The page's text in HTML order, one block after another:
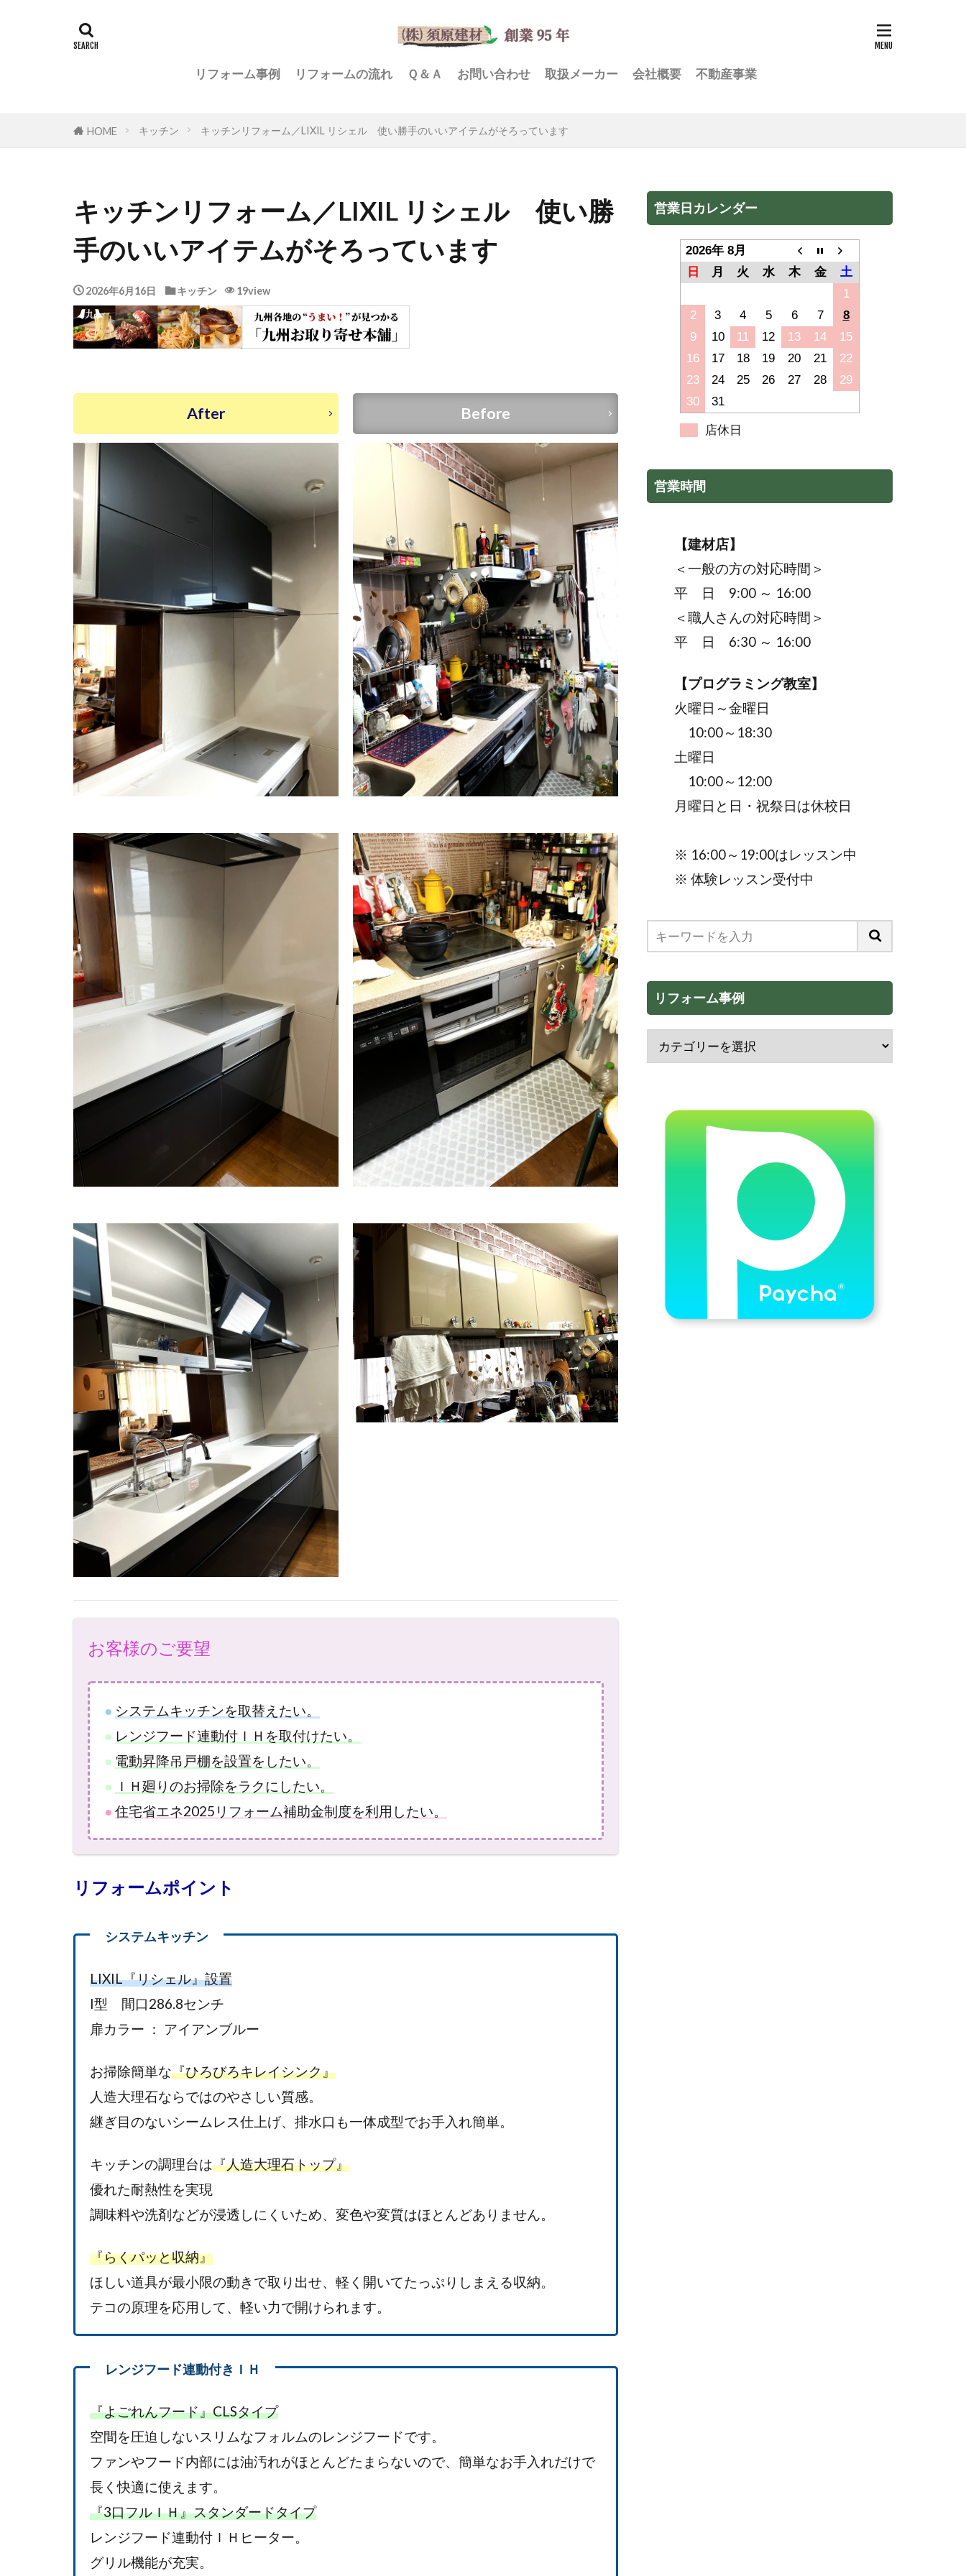
リフォーム事例 リフォームの流れ Ｑ＆Ａ お問い合わせ 取扱メーカー 会社概要 不動産事業
HOME キッチン キッチンリフォーム／LIXIL リシェル 使い勝手のいいアイテムがそろっています
キッチンリフォーム／LIXIL リシェル 使い勝
手のいいアイテムがそろっています
2026年6月16日 キッチン 19view
After Before
お客様のご要望
● システムキッチンを取替えたい。
● レンジフード連動付ＩＨを取付けたい。
● 電動昇降吊戸棚を設置をしたい。
● ＩＨ廻りのお掃除をラクにしたい。
● 住宅省エネ2025リフォーム補助金制度を利用したい。
リフォームポイント
LIXIL『リシェル』設置
I型 間口286.8センチ
扉カラー ： アイアンブルー
お掃除簡単な『ひろびろキレイシンク』
人造大理石ならではのやさしい質感。
継ぎ目のないシームレス仕上げ、排水口も一体成型でお手入れ簡単。
キッチンの調理台は『人造大理石トップ』
優れた耐熱性を実現
調味料や洗剤などが浸透しにくいため、変色や変質はほとんどありません。
『らくパッと収納』
ほしい道具が最小限の動きで取り出せ、軽く開いてたっぷりしまえる収納。
テコの原理を応用して、軽い力で開けられます。
『よごれんフード』CLSタイプ
空間を圧迫しないスリムなフォルムのレンジフードです。
ファンやフード内部には油汚れがほとんどたまらないので、簡単なお手入れだけで
長く快適に使えます。
『3口フルＩＨ』スタンダードタイプ
レンジフード連動付ＩＨヒーター。
グリル機能が充実。
営業日カレンダー
2026年 8月
日
月 火 水 木 金
土
1
2
3 4 5 6 7
8
9
10 11 12 13 14
15
16
17 18 19 20 21
22
23
24 25 26 27 28
29
30
31
店休日
営業時間
【建材店】
＜一般の方の対応時間＞
平 日 9:00 ～ 16:00
＜職人さんの対応時間＞
平 日 6:30 ～ 16:00
【プログラミング教室】
火曜日～金曜日
10:00～18:30
土曜日
10:00～12:00
月曜日と日・祝祭日は休校日
※ 16:00～19:00はレッスン中
※ 体験レッスン受付中
リフォーム事例